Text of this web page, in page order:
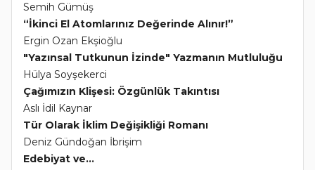
Semih Gümüş
“İkinci El Atomlarınız Değerinde Alınır!”
Ergin Ozan Ekşioğlu
"Yazınsal Tutkunun İzinde" Yazmanın Mutluluğu
Hülya Soyşekerci
Çağımızın Klişesi: Özgünlük Takıntısı
Aslı İdil Kaynar
Tür Olarak İklim Değişikliği Romanı
Deniz Gündoğan İbrişim
Edebiyat ve...